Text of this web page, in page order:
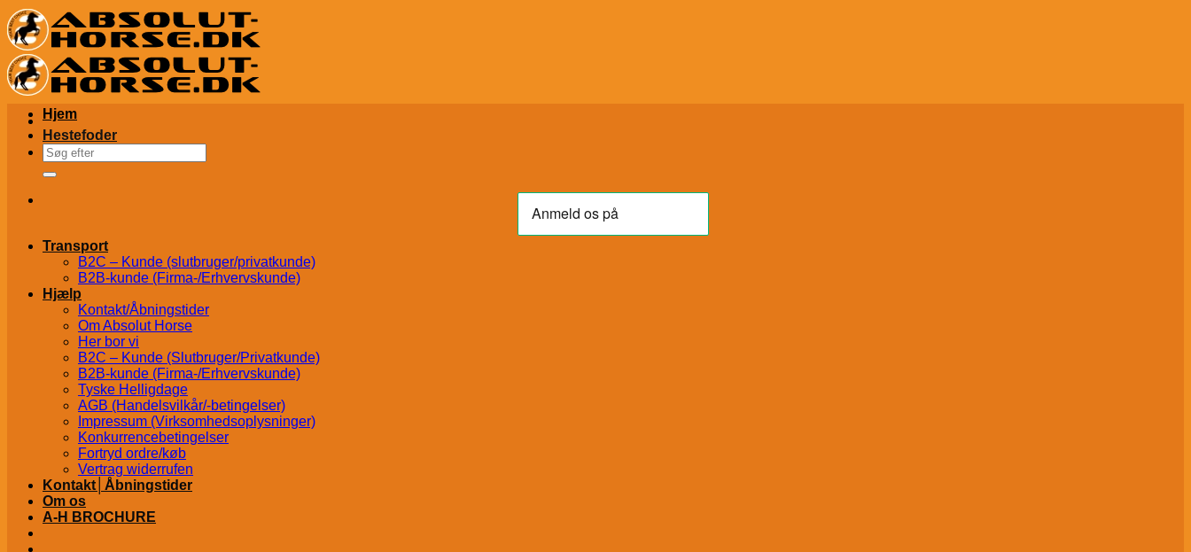
Søg
efter:
Transport
B2C – Kunde (slutbruger/privatkunde)
B2B-kunde (Firma-/Erhvervskunde)
Hjælp
Kontakt/Åbningstider
Om Absolut Horse
Her bor vi
B2C – Kunde (Slutbruger/Privatkunde)
B2B-kunde (Firma-/Erhvervskunde)
Tyske Helligdage
AGB (Handelsvilkår/-betingelser)
Impressum (Virksomhedsoplysninger)
Konkurrencebetingelser
Fortryd ordre/køb
Vertrag widerrufen
Kontakt│Åbningstider
Om os
A-H BROCHURE
Hjem
Hestefoder